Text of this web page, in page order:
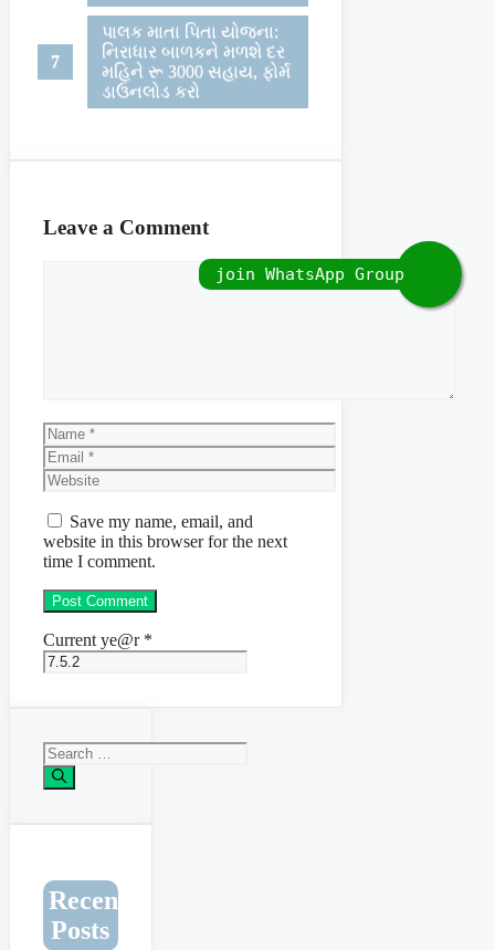
પાલક માતા પિતા યોજના:
નિરાધાર બાળકને મળશે દર
મહિને રૂ 3000 સહાય, ફોર્મ
ડાઉનલોડ કરો
Leave a Comment
Name
Email
Website
Save my name, email, and
website in this browser for the next
time I comment.
Current ye@r *
Search
for:
Recent
Posts